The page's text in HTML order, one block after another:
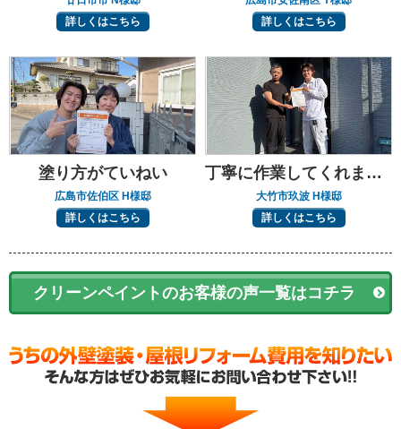
詳しくはこちら
詳しくはこちら
塗り方がていねい
広島市佐伯区 H様邸
詳しくはこちら
丁寧に作業してくれました
大竹市玖波 H様邸
詳しくはこちら
クリーンペイントのお客様の声一覧はコチラ